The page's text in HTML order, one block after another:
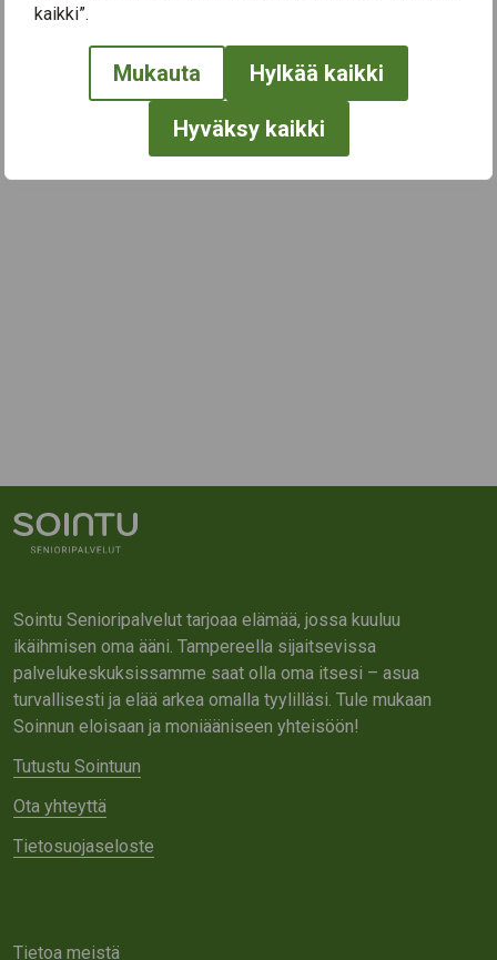
kaikki”.
Mukauta Hylkää kaikki
Hyväksy kaikki
← Näytä kaikki tapahtumat
Sointu Senioripalvelut tarjoaa elämää, jossa kuuluu
ikäihmisen oma ääni. Tampereella sijaitsevissa
palvelukeskuksissamme saat olla oma itsesi – asua
turvallisesti ja elää arkea omalla tyylilläsi. Tule mukaan
Soinnun eloisaan ja moniääniseen yhteisöön!
Tutustu Sointuun
Ota yhteyttä
Tietosuojaseloste
Tietoa meistä